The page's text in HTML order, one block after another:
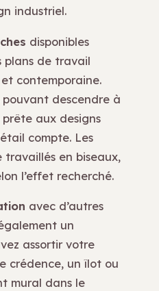
industriel.
disponibles
plans de travail
contemporaine.
pouvant descendre à
prête aux designs
compte. Les
en biseaux,
l’effet recherché.
avec d’autres
un
assortir votre
crédence, un îlot ou
mural dans le